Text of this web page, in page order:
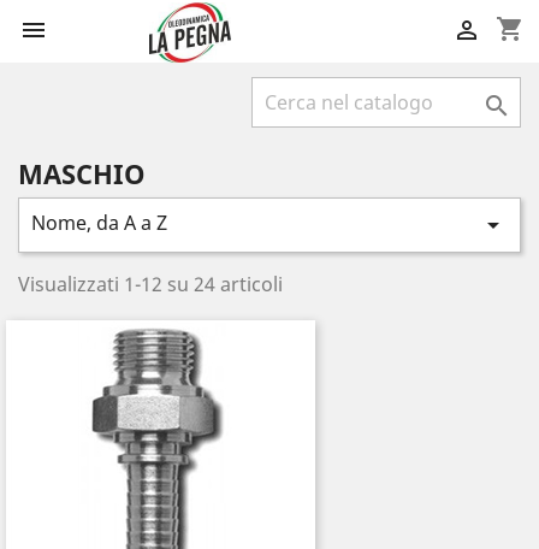
 shopping_cart


MASCHIO
Nome, da A a Z 
Visualizzati 1-12 su 24 articoli